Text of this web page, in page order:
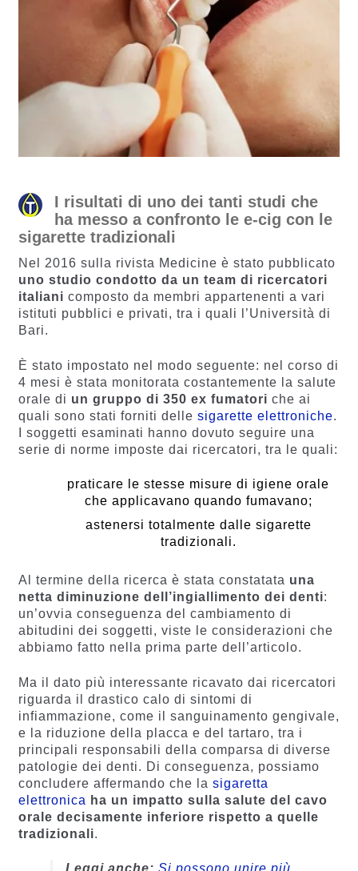
I risultati di uno dei tanti studi che
ha messo a confronto le e-cig con le
sigarette tradizionali
Nel 2016 sulla rivista Medicine è stato pubblicato
uno studio condotto da un team di ricercatori
italiani composto da membri appartenenti a vari
istituti pubblici e privati, tra i quali l’Università di
Bari.
È stato impostato nel modo seguente: nel corso di
4 mesi è stata monitorata costantemente la salute
orale di un gruppo di 350 ex fumatori che ai
quali sono stati forniti delle sigarette elettroniche.
I soggetti esaminati hanno dovuto seguire una
serie di norme imposte dai ricercatori, tra le quali:
praticare le stesse misure di igiene orale
che applicavano quando fumavano;
astenersi totalmente dalle sigarette
tradizionali.
Al termine della ricerca è stata constatata una
netta diminuzione dell’ingiallimento dei denti:
un’ovvia conseguenza del cambiamento di
abitudini dei soggetti, viste le considerazioni che
abbiamo fatto nella prima parte dell’articolo.
Ma il dato più interessante ricavato dai ricercatori
riguarda il drastico calo di sintomi di
infiammazione, come il sanguinamento gengivale,
e la riduzione della placca e del tartaro, tra i
principali responsabili della comparsa di diverse
patologie dei denti. Di conseguenza, possiamo
concludere affermando che la sigaretta
elettronica ha un impatto sulla salute del cavo
orale decisamente inferiore rispetto a quelle
tradizionali.